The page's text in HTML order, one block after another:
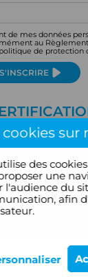
de mes données
au
de protection
S'INSCRIRE
sur
des
une
l'audience du
afin